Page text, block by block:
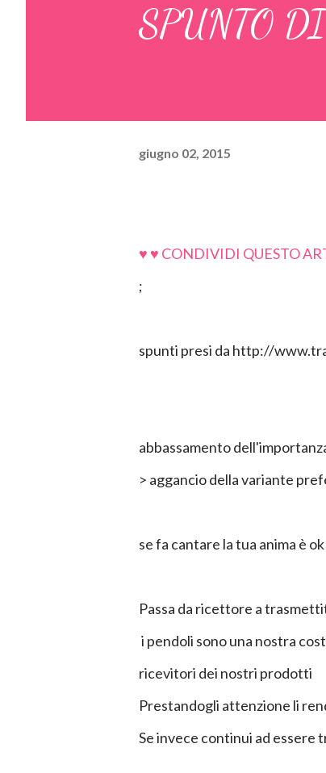
SPUNTO
giugno 02, 2015
♥ ♥ CONDIVIDI QUESTO
;
spunti presi da http://
abbassamento
> aggancio della variante
se fa cantare la tua anima è ok
Passa da ricettore a
i pendoli sono una nostra
ricevitori dei nostri prodotti
Prestandogli attenzione li
Se invece continui ad essere